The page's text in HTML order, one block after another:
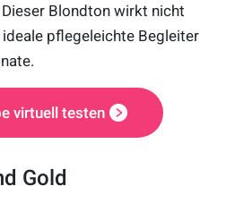
Dieser Blondton wirkt nicht
pflegeleichte Begleiter
virtuell testen
Gold